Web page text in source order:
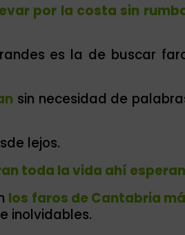
por la costa sin
es la de buscar
sin necesidad de
lejos.
toda la vida ahí
los faros de Cantabria
inolvidables.